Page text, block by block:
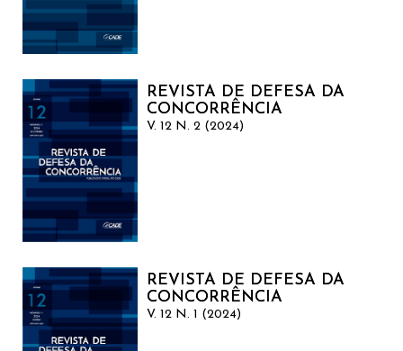
REVISTA DE DEFESA DA
CONCORRÊNCIA
V. 12 N. 2 (2024)
REVISTA DE DEFESA DA
CONCORRÊNCIA
V. 12 N. 1 (2024)